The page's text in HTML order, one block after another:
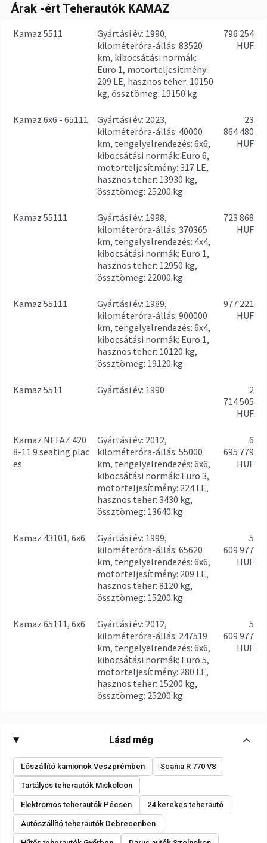
Árak -ért Teherautók KAMAZ
Kamaz 5511
gyártási év: 1990,
kilométeróra-állás: 83520
km, kibocsátási normák:
Euro 1, motorteljesítmény:
209 LE, hasznos teher: 10150
kg, össztömeg: 19150 kg
796 254
HUF
Kamaz 6x6 - 65111
gyártási év: 2023,
kilométeróra-állás: 40000
km, tengelyelrendezés: 6x6,
kibocsátási normák: Euro 6,
motorteljesítmény: 317 LE,
hasznos teher: 13930 kg,
össztömeg: 25200 kg
23
864 480
HUF
Kamaz 55111
gyártási év: 1998,
kilométeróra-állás: 370365
km, tengelyelrendezés: 4x4,
kibocsátási normák: Euro 1,
hasznos teher: 12950 kg,
össztömeg: 22000 kg
723 868
HUF
Kamaz 55111
gyártási év: 1989,
kilométeróra-állás: 900000
km, tengelyelrendezés: 6x4,
kibocsátási normák: Euro 1,
hasznos teher: 10120 kg,
össztömeg: 19120 kg
977 221
HUF
Kamaz 5511 gyártási év: 1990
2
714 505
HUF
Kamaz NEFAZ 420
8-11 9 seating plac
es
gyártási év: 2012,
kilométeróra-állás: 55000
km, tengelyelrendezés: 6x6,
kibocsátási normák: Euro 3,
motorteljesítmény: 224 LE,
hasznos teher: 3430 kg,
össztömeg: 13640 kg
6
695 779
HUF
Kamaz 43101, 6x6
gyártási év: 1999,
kilométeróra-állás: 65620
km, tengelyelrendezés: 6x6,
motorteljesítmény: 209 LE,
hasznos teher: 8120 kg,
össztömeg: 15200 kg
5
609 977
HUF
Kamaz 65111, 6x6
gyártási év: 2012,
kilométeróra-állás: 247519
km, tengelyelrendezés: 6x6,
kibocsátási normák: Euro 5,
motorteljesítmény: 280 LE,
hasznos teher: 15200 kg,
össztömeg: 25200 kg
5
609 977
HUF
Lásd még
Lószállító kamionok Veszprémben Scania R 770 V8
Tartályos teherautók Miskolcon
Elektromos teherautók Pécsen 24 kerekes teherautó
Autószállító teherautók Debrecenben